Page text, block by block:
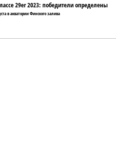
29er 2023: победители определены
в акватории Финского залива